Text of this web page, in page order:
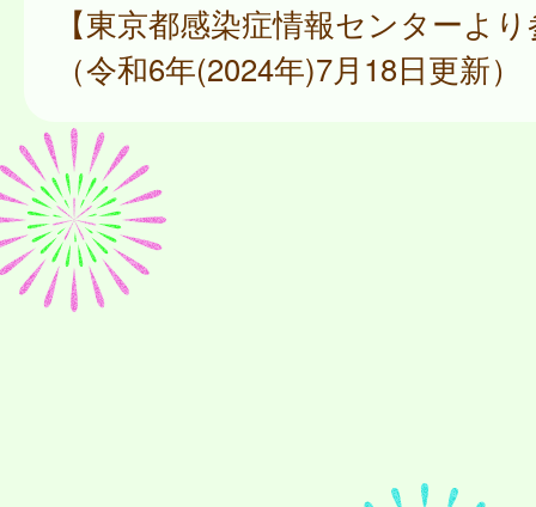
【東京都感染症情報センターよ
（令和6年(2024年)7月18日更新）